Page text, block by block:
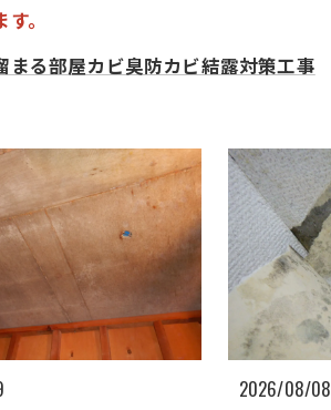
。
まる部屋カビ臭防カビ結露対策工事
2026/08/08